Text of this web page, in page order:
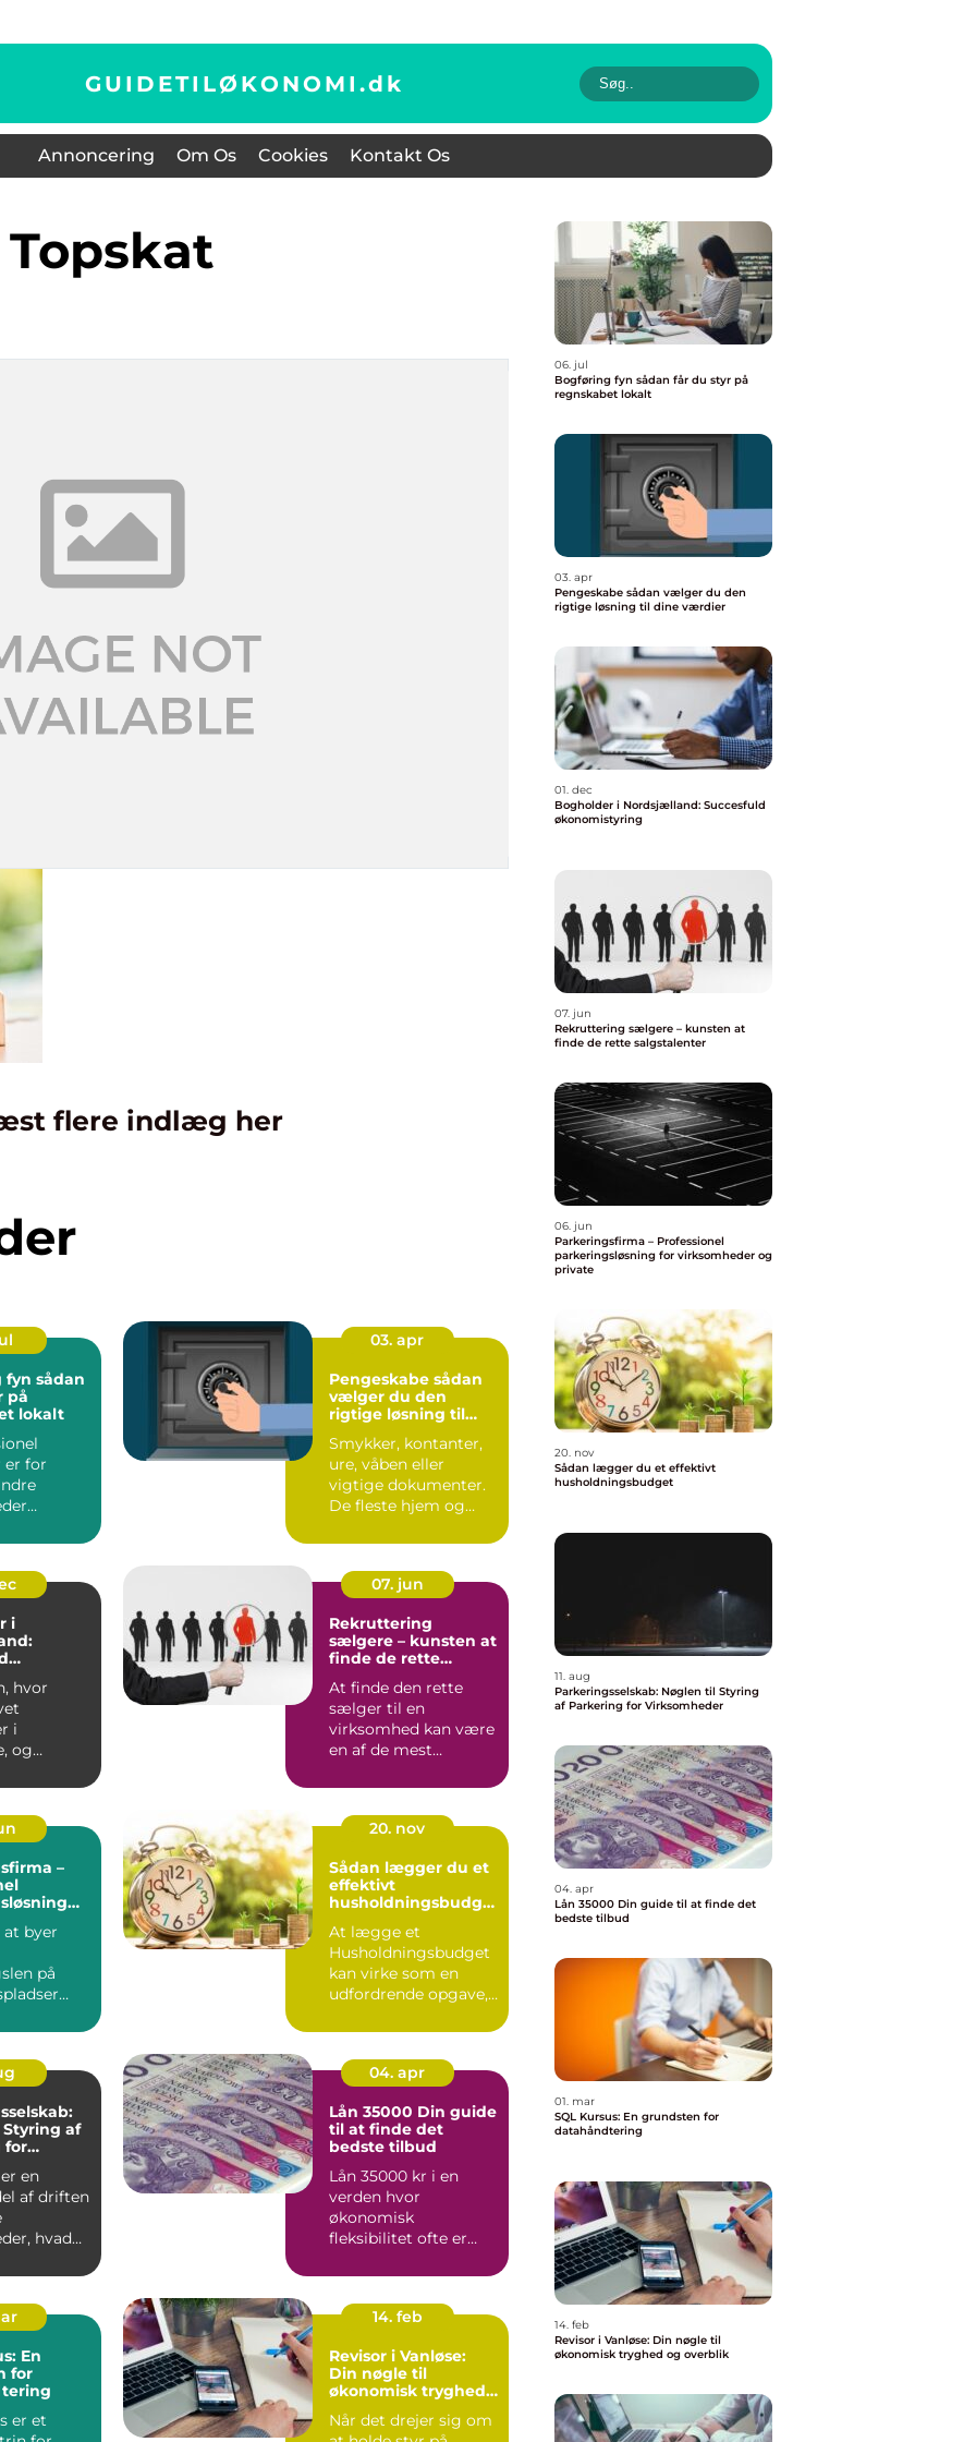
GUIDETILØKONOMI.dk
Annoncering Om Os Cookies Kontakt Os
topskat
flere indlæg her
på
lokalt
er for
03. apr
Pengeskabe sådan
vælger du den
rigtige løsning til
Smykker, kontanter,
ure, våben eller
vigtige dokumenter.
De fleste hjem og
værdier,...
i
hvor
i
og
07. jun
Rekruttering
sælgere – kunsten at
finde de rette
At finde den rette
sælger til en
virksomhed kan være
en af de mest
–
byer
på
20. nov
Sådan lægger du et
effektivt
husholdningsbudge
At lægge et
Husholdningsbudget
kan virke som en
udfordrende opgave,
tilgang ...
af
for
en
af driften
hvad
04. apr
Lån 35000 Din guide
til at finde det
bedste tilbud
Lån 35000 kr i en
verden hvor
økonomisk
fleksibilitet ofte er
personlige pro...
En
for
er et
14. feb
Revisor i Vanløse:
Din nøgle til
økonomisk tryghed
Når det drejer sig om
06. jul
Bogføring fyn sådan får du styr på
regnskabet lokalt
03. apr
Pengeskabe sådan vælger du den
rigtige løsning til dine værdier
01. dec
Bogholder i Nordsjælland: Succesfuld
økonomistyring
07. jun
Rekruttering sælgere – kunsten at
finde de rette salgstalenter
06. jun
Parkeringsfirma – Professionel
parkeringsløsning for virksomheder og
private
20. nov
Sådan lægger du et effektivt
husholdningsbudget
11. aug
Parkeringsselskab: Nøglen til Styring
af Parkering for Virksomheder
04. apr
Lån 35000 Din guide til at finde det
bedste tilbud
01. mar
SQL Kursus: En grundsten for
datahåndtering
14. feb
Revisor i Vanløse: Din nøgle til
økonomisk tryghed og overblik